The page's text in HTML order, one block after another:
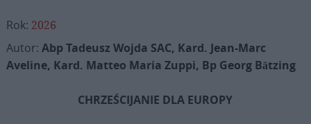
Rok: 2026
Autor: Abp Tadeusz Wojda SAC, Kard. Jean-Marc
Aveline, Kard. Matteo Maria Zuppi, Bp Georg Bätzing
CHRZEŚCIJANIE DLA EUROPY